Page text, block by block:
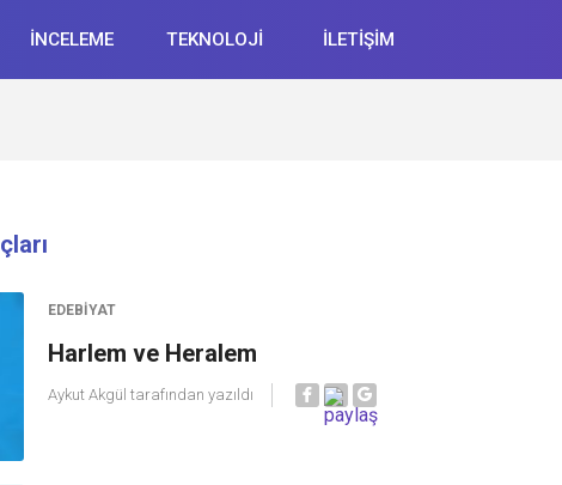
İNCELEME TEKNOLOJİ İLETİŞİM
EDEBIYAT
Harlem ve Heralem
Aykut Akgül tarafından yazıldı